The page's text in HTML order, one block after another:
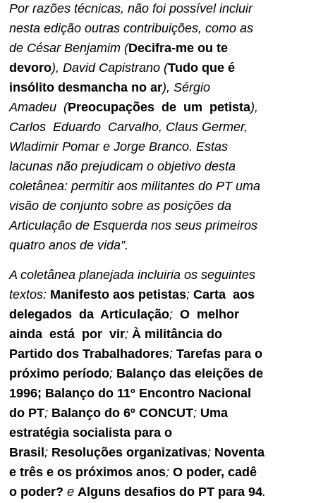
Por razões técnicas, não foi possível incluir
nesta edição outras contribuições, como as
de César Benjamim (Decifra-me ou te
devoro), David Capistrano (Tudo que é
insólito desmancha no ar), Sérgio
Amadeu (Preocupações de um petista),
Carlos Eduardo Carvalho, Claus Germer,
Wladimir Pomar e Jorge Branco. Estas
lacunas não prejudicam o objetivo desta
coletânea: permitir aos militantes do PT uma
visão de conjunto sobre as posições da
Articulação de Esquerda nos seus primeiros
quatro anos de vida”.
A coletânea planejada incluiria os seguintes
textos: Manifesto aos petistas; Carta aos
delegados da Articulação; O melhor
ainda está por vir; À militância do
Partido dos Trabalhadores; Tarefas para o
próximo período; Balanço das eleições de
1996; Balanço do 11º Encontro Nacional
do PT; Balanço do 6º CONCUT; Uma
estratégia socialista para o
Brasil; Resoluções organizativas; Noventa
e três e os próximos anos; O poder, cadê
o poder? e Alguns desafios do PT para 94.